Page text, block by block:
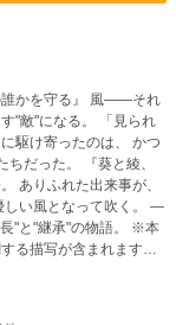
る』 風――それ
なる。 「見られ
駆け寄ったのは、 かつ
。 『葵と綾、
ありふれた出来事が、
い風となって吹く。 ―
"継承"の物語。 ※本
る描写が含まれます
おり、性的な意図は一